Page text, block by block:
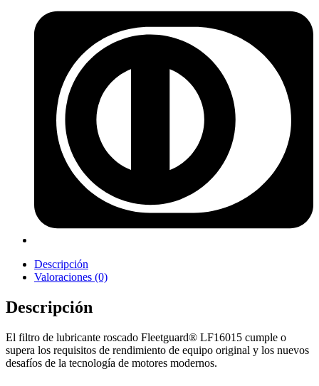
Descripción
Valoraciones (0)
Descripción
El filtro de lubricante roscado Fleetguard® LF16015 cumple o
supera los requisitos de rendimiento de equipo original y los nuevos
desafíos de la tecnología de motores modernos.